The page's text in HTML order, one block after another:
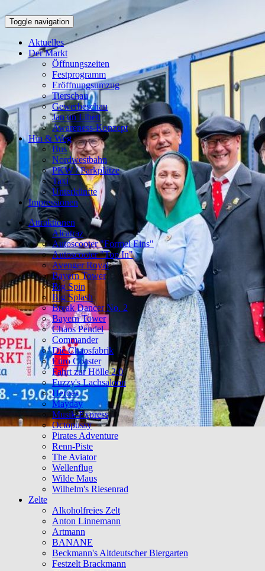
Toggle navigation
Aktuelles
Der Markt
Öffnungszeiten
Festprogramm
Eröffnungsumzug
Tierschau
Gewerbeschau
Jan un Libett
Awareness-Konzept
Hin & Weg
Bus
Nordwestbahn
PKW / Parkplätze
Taxi
Unterkünfte
Impressionen
Attraktionen
Alcatraz
Autoscooter "Formel Eins"
Autoscooter "Top In"
Avenger Royal
Bayern Tower
Big Spin
Big Splash
Break Dancer No. 2
Bayern Tower
Chaos Pendel
Commander
Die Chaosfabrik
Euro Coaster
Fahrt zur Hölle 2.0
Fuzzy's Lachsaloon
Heroes
Mayday
Musik-Express
Octopussy
Pirates Adventure
Renn-Piste
The Aviator
Wellenflug
Wilde Maus
Wilhelm's Riesenrad
Zelte
Alkoholfreies Zelt
Anton Linnemann
Artmann
BANANE
Beckmann's Altdeutscher Biergarten
Festzelt Brackmann